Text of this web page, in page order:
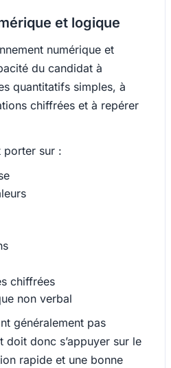
et logique
numérique et
du candidat à
quantitatifs simples, à
chiffrées et à repérer
porter sur :
chiffrées
non verbal
généralement pas
doit donc s’appuyer sur le
rapide et une bonne